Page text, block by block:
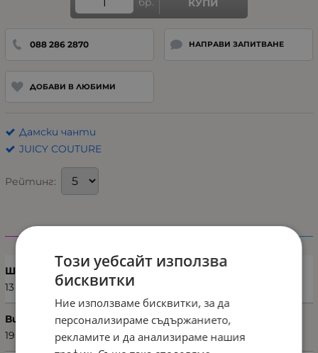
КУПИ
088 286 2870 НАПРАВИ ЗАПИТВАНЕ
ДОБАВИ В ЛЮБИМИ
Дамски чанти
JUICY COUTURE
Рейтинг:
Ширина (см)
13
Височина (см)
19
Този уебсайт използва
бисквитки
Ние използваме бисквитки, за да
персонализираме съдържанието,
рекламите и да анализираме нашия